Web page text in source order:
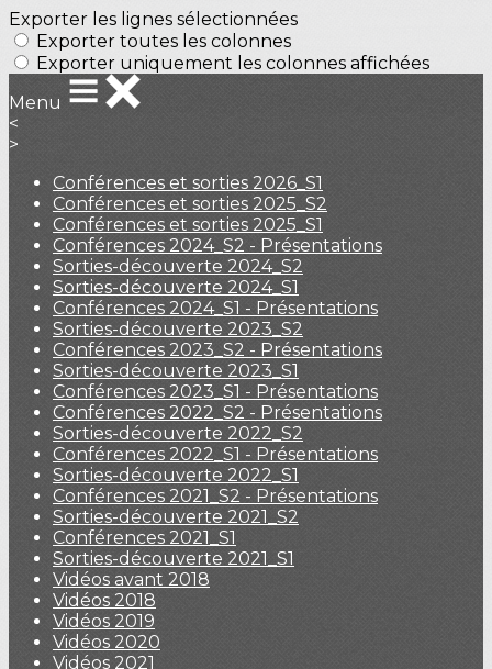
Exporter les lignes sélectionnées
Exporter toutes les colonnes
Exporter uniquement les colonnes affichées
Menu
<
>
Conférences et sorties 2026_S1
Conférences et sorties 2025_S2
Conférences et sorties 2025_S1
Conférences 2024_S2 - Présentations
Sorties-découverte 2024_S2
Sorties-découverte 2024_S1
Conférences 2024_S1 - Présentations
Sorties-découverte 2023_S2
Conférences 2023_S2 - Présentations
Sorties-découverte 2023_S1
Conférences 2023_S1 - Présentations
Conférences 2022_S2 - Présentations
Sorties-découverte 2022_S2
Conférences 2022_S1 - Présentations
Sorties-découverte 2022_S1
Conférences 2021_S2 - Présentations
Sorties-découverte 2021_S2
Conférences 2021_S1
Sorties-découverte 2021_S1
Vidéos avant 2018
Vidéos 2018
Vidéos 2019
Vidéos 2020
Vidéos 2021